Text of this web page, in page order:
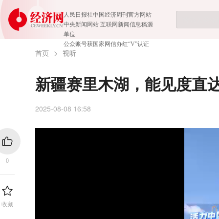
人民日报社中国经济周刊官方网站
中央新闻网站 互联网新闻信息稿源
单位
公众账号获国家网信办红“V”认证
首页 视听
新疆赛里木湖，能见度直
2025-08-08 16:58
0
收藏